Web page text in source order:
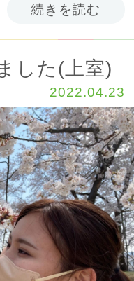
続きを読む
した(上室)
2022.04.23